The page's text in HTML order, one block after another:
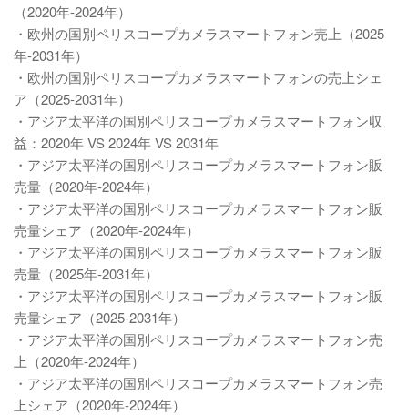
（2020年-2024年）
・欧州の国別ペリスコープカメラスマートフォン売上（2025
年-2031年）
・欧州の国別ペリスコープカメラスマートフォンの売上シェ
ア（2025-2031年）
・アジア太平洋の国別ペリスコープカメラスマートフォン収
益：2020年 VS 2024年 VS 2031年
・アジア太平洋の国別ペリスコープカメラスマートフォン販
売量（2020年-2024年）
・アジア太平洋の国別ペリスコープカメラスマートフォン販
売量シェア（2020年-2024年）
・アジア太平洋の国別ペリスコープカメラスマートフォン販
売量（2025年-2031年）
・アジア太平洋の国別ペリスコープカメラスマートフォン販
売量シェア（2025-2031年）
・アジア太平洋の国別ペリスコープカメラスマートフォン売
上（2020年-2024年）
・アジア太平洋の国別ペリスコープカメラスマートフォン売
上シェア（2020年-2024年）